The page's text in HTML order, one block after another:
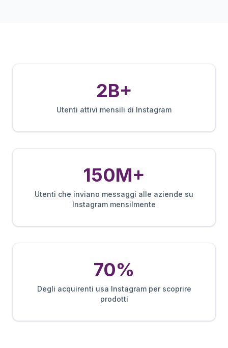
2B+
Utenti attivi mensili di Instagram
150M+
Utenti che inviano messaggi alle aziende su
Instagram mensilmente
70%
Degli acquirenti usa Instagram per scoprire
prodotti